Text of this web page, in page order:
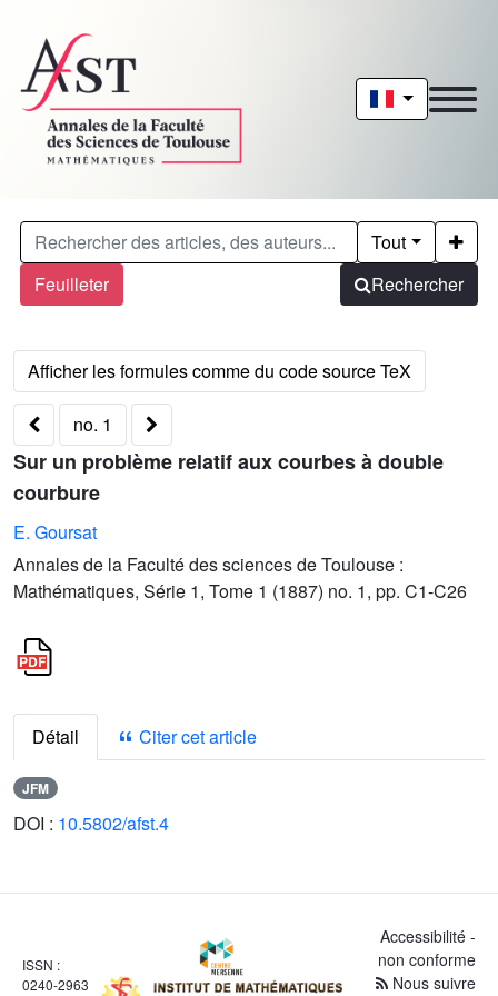
Feuilleter
Tout
Rechercher
no. 1
Sur un problème relatif aux courbes à double
courbure
E. Goursat
Annales de la Faculté des sciences de Toulouse :
Mathématiques, Série 1, Tome 1 (1887) no. 1, pp. C1-C26
Détail Citer cet article
JFM
DOI : 10.5802/afst.4
ISSN :
0240-2963
Accessibilité -
non conforme
Nous suivre